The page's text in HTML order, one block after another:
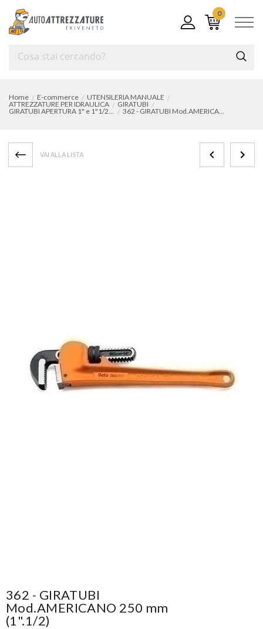
0
Home E-commerce
UTENSILERIA MANUALE
ATTREZZATURE PER IDRAULICA
GIRATUBI
GIRATUBI APERTURA 1" e 1"1/2 GAS
362 - GIRATUBI Mod.AMERICANO 250 mm (1".1/2)
VAI ALLA LISTA
362 - GIRATUBI
Mod.AMERICANO 250 mm
(1".1/2)